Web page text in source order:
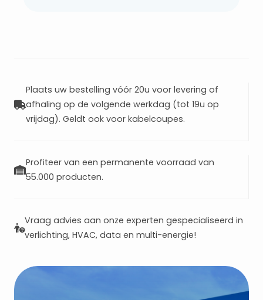
Plaats uw bestelling vóór 20u voor levering of
afhaling op de volgende werkdag (tot 19u op
vrijdag). Geldt ook voor kabelcoupes.
Profiteer van een permanente voorraad van
55.000 producten.
Vraag advies aan onze experten gespecialiseerd in
verlichting, HVAC, data en multi-energie!